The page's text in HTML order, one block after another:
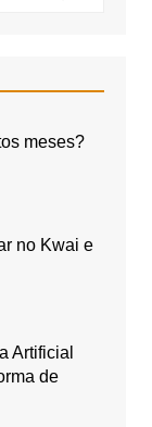
meses?
no Kwai e
Artificial
de